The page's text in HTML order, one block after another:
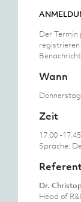
Der Termin
registrieren
Wann
Zeit
17.00 -
Sprache:
Dr.
Head of